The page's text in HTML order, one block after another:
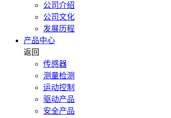
公司介绍
公司文化
发展历程
产品中心
返回
传感器
测量检测
运动控制
驱动产品
安全产品